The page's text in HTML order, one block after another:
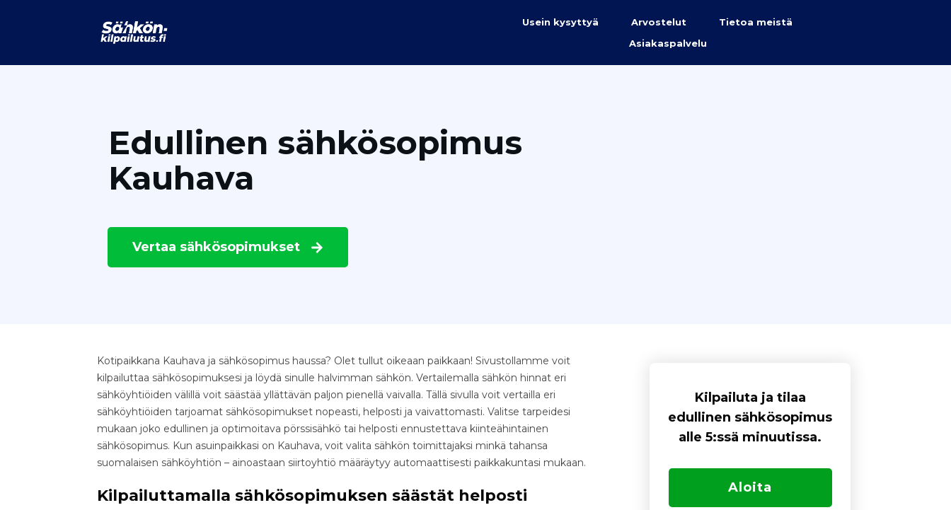
Usein kysyttyä Arvostelut
Tietoa meistä
Asiakaspalvelu
Edullinen sähkösopimus
Kauhava
Vertaa sähkösopimukset
Kotipaikkana Kauhava ja sähkösopimus haussa? Olet tullut oikeaan paikkaan! Sivustollamme voit
kilpailuttaa sähkösopimuksesi ja löydä sinulle halvimman sähkön. Vertailemalla sähkön hinnat eri
sähköyhtiöiden välillä voit säästää yllättävän paljon pienellä vaivalla. Tällä sivulla voit vertailla eri
sähköyhtiöiden tarjoamat sähkösopimukset nopeasti, helposti ja vaivattomasti. Valitse tarpeidesi
mukaan joko edullinen ja optimoitava pörssisähkö tai helposti ennustettava kiinteähintainen
sähkösopimus. Kun asuinpaikkasi on Kauhava, voit valita sähkön toimittajaksi minkä tahansa
suomalaisen sähköyhtiön – ainoastaan siirtoyhtiö määräytyy automaattisesti paikkakuntasi mukaan.
Kilpailuttamalla sähkösopimuksen säästät helposti
Kilpailuta ja tilaa
edullinen sähkösopimus
alle 5:ssä minuutissa.
Aloita